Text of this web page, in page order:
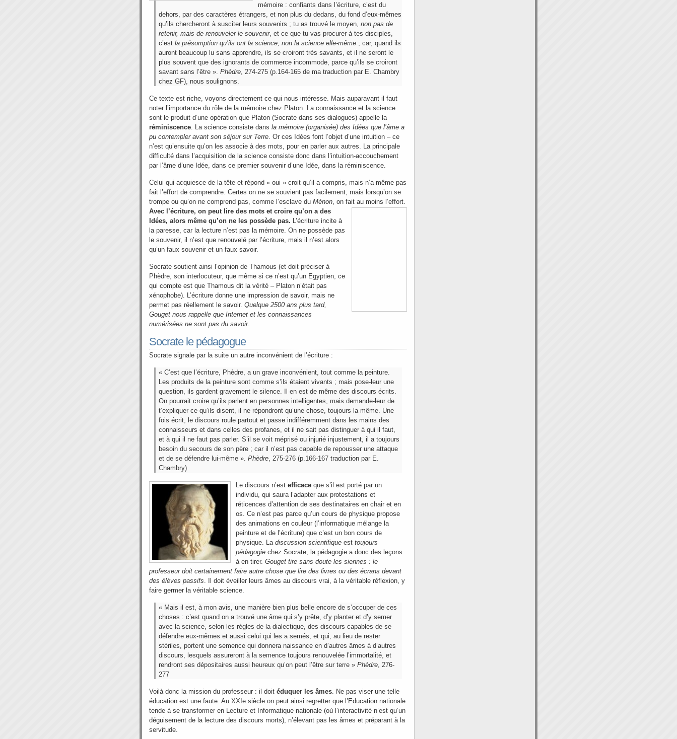
mémoire : confiants dans l’écriture, c’est du
dehors, par des caractères étrangers, et non plus du dedans, du fond d’eux-mêmes
qu’ils chercheront à susciter leurs souvenirs ; tu as trouvé le moyen, non pas de
retenir, mais de renouveler le souvenir, et ce que tu vas procurer à tes disciples,
c’est la présomption qu’ils ont la science, non la science elle-même ; car, quand ils
auront beaucoup lu sans apprendre, ils se croiront très savants, et il ne seront le
plus souvent que des ignorants de commerce incommode, parce qu’ils se croiront
savant sans l’être ». Phèdre, 274-275 (p.164-165 de ma traduction par E. Chambry
chez GF), nous soulignons.
Ce texte est riche, voyons directement ce qui nous intéresse. Mais auparavant il faut
noter l’importance du rôle de la mémoire chez Platon. La connaissance et la science
sont le produit d’une opération que Platon (Socrate dans ses dialogues) appelle la
réminiscence. La science consiste dans la mémoire (organisée) des Idées que l’âme a
pu contempler avant son séjour sur Terre. Or ces Idées font l’objet d’une intuition – ce
n’est qu’ensuite qu’on les associe à des mots, pour en parler aux autres. La principale
difficulté dans l’acquisition de la science consiste donc dans l’intuition-accouchement
par l’âme d’une Idée, dans ce premier souvenir d’une Idée, dans la réminiscence.
Celui qui acquiesce de la tête et répond « oui » croit qu’il a compris, mais n’a même pas
fait l’effort de comprendre. Certes on ne se souvient pas facilement, mais lorsqu’on se
trompe ou qu’on ne comprend pas, comme l’esclave du Ménon, on fait au moins l’effort.
Avec l’écriture, on peut lire des mots et croire qu’on a des
Idées, alors même qu’on ne les possède pas. L’écriture incite à
la paresse, car la lecture n’est pas la mémoire. On ne possède pas
le souvenir, il n’est que renouvelé par l’écriture, mais il n’est alors
qu’un faux souvenir et un faux savoir.
Socrate soutient ainsi l’opinion de Thamous (et doit préciser à
Phèdre, son interlocuteur, que même si ce n’est qu’un Egyptien, ce
qui compte est que Thamous dit la vérité – Platon n’était pas
xénophobe). L’écriture donne une impression de savoir, mais ne
permet pas réellement le savoir. Quelque 2500 ans plus tard,
Gouget nous rappelle que Internet et les connaissances
numérisées ne sont pas du savoir.
Socrate le pédagogue
Socrate signale par la suite un autre inconvénient de l’écriture :
« C’est que l’écriture, Phèdre, a un grave inconvénient, tout comme la peinture.
Les produits de la peinture sont comme s’ils étaient vivants ; mais pose-leur une
question, ils gardent gravement le silence. Il en est de même des discours écrits.
On pourrait croire qu’ils parlent en personnes intelligentes, mais demande-leur de
t’expliquer ce qu’ils disent, il ne répondront qu’une chose, toujours la même. Une
fois écrit, le discours roule partout et passe indifféremment dans les mains des
connaisseurs et dans celles des profanes, et il ne sait pas distinguer à qui il faut,
et à qui il ne faut pas parler. S’il se voit méprisé ou injurié injustement, il a toujours
besoin du secours de son père ; car il n’est pas capable de repousser une attaque
et de se défendre lui-même ». Phèdre, 275-276 (p.166-167 traduction par E.
Chambry)
Le discours n’est efficace que s’il est porté par un
individu, qui saura l’adapter aux protestations et
réticences d’attention de ses destinataires en chair et en
os. Ce n’est pas parce qu’un cours de physique propose
des animations en couleur (l’informatique mélange la
peinture et de l’écriture) que c’est un bon cours de
physique. La discussion scientifique est toujours
pédagogie chez Socrate, la pédagogie a donc des leçons
à en tirer. Gouget tire sans doute les siennes : le
professeur doit certainement faire autre chose que lire des livres ou des écrans devant
des élèves passifs. Il doit éveiller leurs âmes au discours vrai, à la véritable réflexion, y
faire germer la véritable science.
« Mais il est, à mon avis, une manière bien plus belle encore de s’occuper de ces
choses : c’est quand on a trouvé une âme qui s’y prête, d’y planter et d’y semer
avec la science, selon les règles de la dialectique, des discours capables de se
défendre eux-mêmes et aussi celui qui les a semés, et qui, au lieu de rester
stériles, portent une semence qui donnera naissance en d’autres âmes à d’autres
discours, lesquels assureront à la semence toujours renouvelée l’immortalité, et
rendront ses dépositaires aussi heureux qu’on peut l’être sur terre » Phèdre, 276-
277
Voilà donc la mission du professeur : il doit éduquer les âmes. Ne pas viser une telle
éducation est une faute. Au XXIe siècle on peut ainsi regretter que l’Education nationale
tende à se transformer en Lecture et Informatique nationale (où l’interactivité n’est qu’un
déguisement de la lecture des discours morts), n’élevant pas les âmes et préparant à la
servitude.